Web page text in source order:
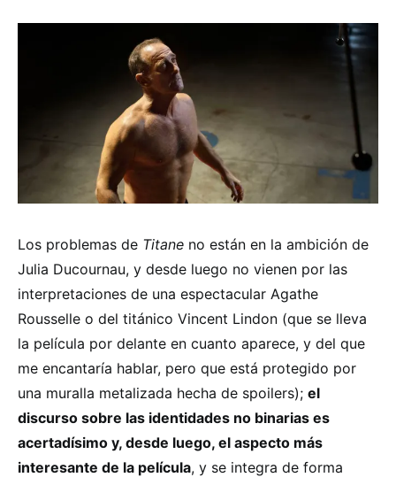
Los problemas de Titane no están en la ambición de
Julia Ducournau, y desde luego no vienen por las
interpretaciones de una espectacular Agathe
Rousselle o del titánico Vincent Lindon (que se lleva
la película por delante en cuanto aparece, y del que
me encantaría hablar, pero que está protegido por
una muralla metalizada hecha de spoilers); el
discurso sobre las identidades no binarias es
acertadísimo y, desde luego, el aspecto más
interesante de la película, y se integra de forma